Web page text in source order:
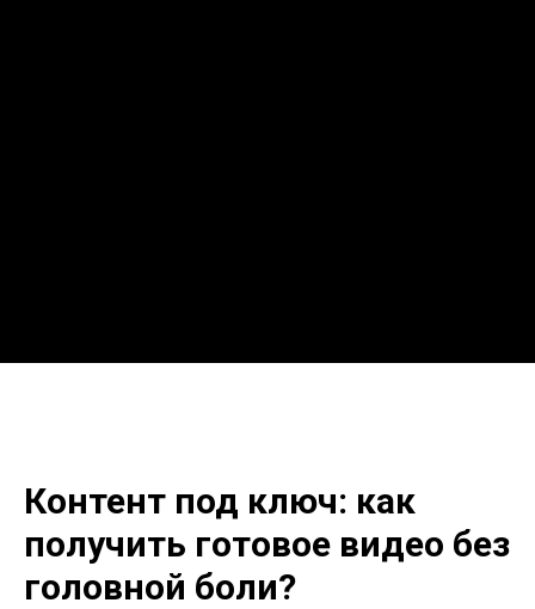
Контент под ключ: как
получить готовое видео без
головной боли?